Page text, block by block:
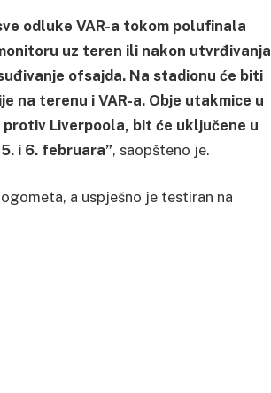
odluke VAR-a tokom polufinala
uz teren ili nakon utvrđivanja
ofsajda. Na stadionu će biti
na terenu i VAR-a. Obje utakmice u
Liverpoola, bit će uključene u
i 6. februara”, saopšteno je.
a uspješno je testiran na